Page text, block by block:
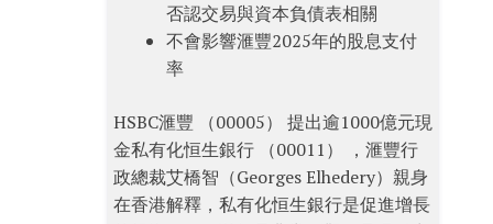
否認交易與資本負債表相關
不會影響滙豐2025年的股息支付
率
HSBC滙豐 （00005） 提出逾1000億元現
金私有化恒生銀行 （00011） ，滙豐行
政總裁艾橋智（Georges Elhedery）親身
在香港解釋，私有化恒生銀行是促進增長